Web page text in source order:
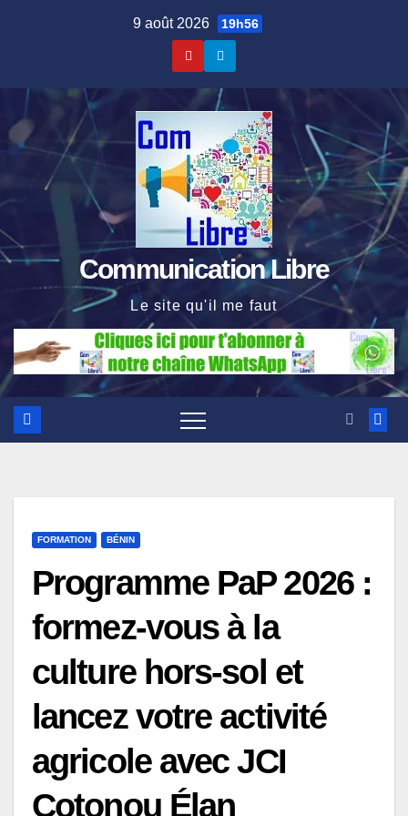
9 août 2026 19h56
Communication Libre
Le site qu'il me faut
FORMATION BÉNIN
Programme PaP 2026 :
formez-vous à la
culture hors-sol et
lancez votre activité
agricole avec JCI
Cotonou Élan